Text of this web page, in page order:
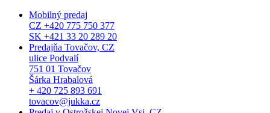
Mobilný predaj
CZ +420 775 750 377
SK +421 33 20 289 20
Predajňa Tovačov, CZ
ulice Podvalí
751 01 Tovačov
Šárka Hrabalová
+ 420 725 893 691
tovacov@jukka.cz